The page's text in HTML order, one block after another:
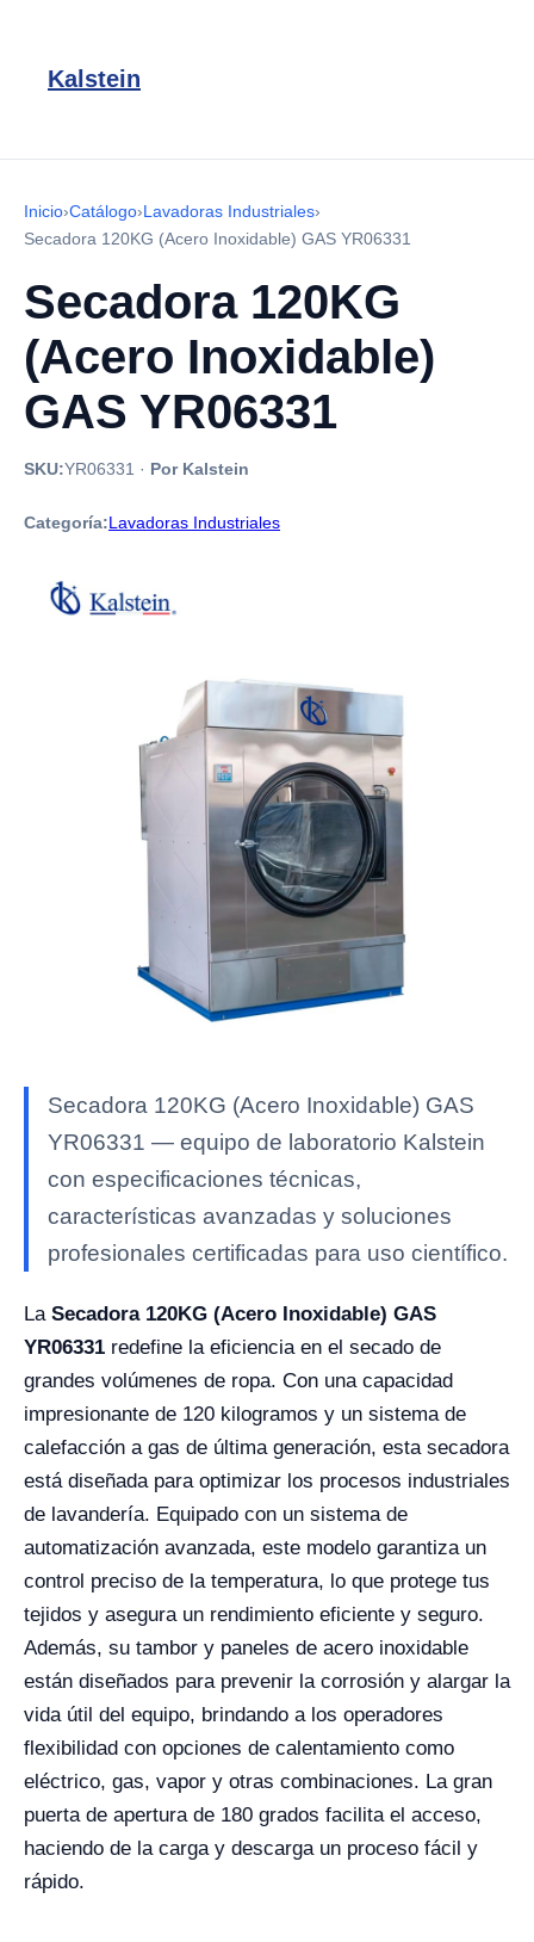
Kalstein
Inicio›Catálogo›Lavadoras Industriales›
Secadora 120KG (Acero Inoxidable) GAS YR06331
Secadora 120KG
(Acero Inoxidable)
GAS YR06331
SKU:YR06331 · Por Kalstein
Categoría:Lavadoras Industriales
Secadora 120KG (Acero Inoxidable) GAS
YR06331 — equipo de laboratorio Kalstein
con especificaciones técnicas,
características avanzadas y soluciones
profesionales certificadas para uso científico.
La Secadora 120KG (Acero Inoxidable) GAS
YR06331 redefine la eficiencia en el secado de
grandes volúmenes de ropa. Con una capacidad
impresionante de 120 kilogramos y un sistema de
calefacción a gas de última generación, esta secadora
está diseñada para optimizar los procesos industriales
de lavandería. Equipado con un sistema de
automatización avanzada, este modelo garantiza un
control preciso de la temperatura, lo que protege tus
tejidos y asegura un rendimiento eficiente y seguro.
Además, su tambor y paneles de acero inoxidable
están diseñados para prevenir la corrosión y alargar la
vida útil del equipo, brindando a los operadores
flexibilidad con opciones de calentamiento como
eléctrico, gas, vapor y otras combinaciones. La gran
puerta de apertura de 180 grados facilita el acceso,
haciendo de la carga y descarga un proceso fácil y
rápido.